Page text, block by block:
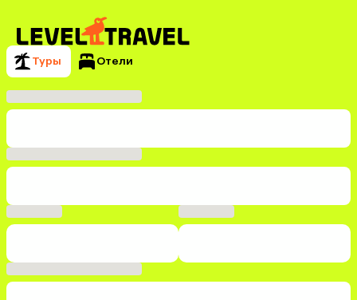
Туры Отели